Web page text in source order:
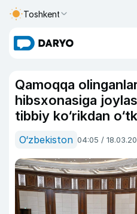
Toshkent
Qamoqqa
hibsxonasiga
tibbiy ko‘rikdan
O‘zbekiston 04:05 /